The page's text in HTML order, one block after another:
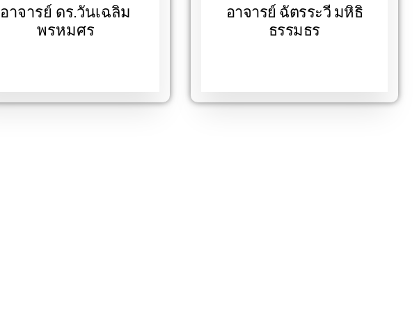
อาจารย์ ดร.วันเฉลิม
พรหมศร
อาจารย์ ฉัตรระวี มหิธิ
ธรรมธร